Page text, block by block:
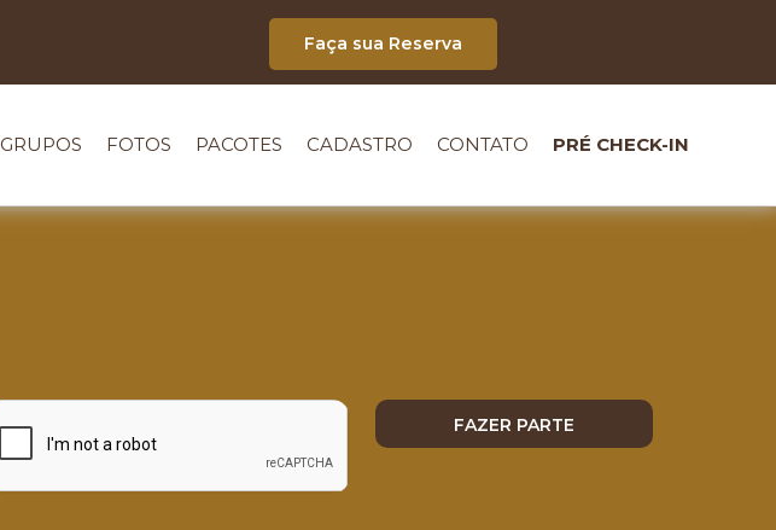
Faça sua Reserva
GRUPOS FOTOS PACOTES CADASTRO CONTATO PRÉ CHECK-IN